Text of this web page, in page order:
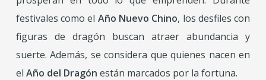
festivales como el Año Nuevo Chino, los desfiles con
figuras de dragón buscan atraer abundancia y
suerte. Además, se considera que quienes nacen en
el Año del Dragón están marcados por la fortuna.